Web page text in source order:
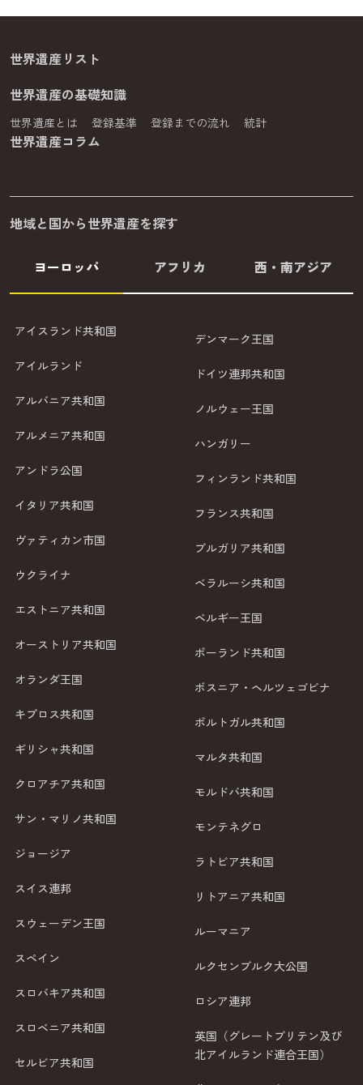
世界遺産リスト
世界遺産の基礎知識
世界遺産とは 登録基準 登録までの流れ 統計
世界遺産コラム
地域と国から世界遺産を探す
ヨーロッパ アフリカ 西・南アジア
アイスランド共和国
アイルランド
アルバニア共和国
アルメニア共和国
アンドラ公国
イタリア共和国
ヴァティカン市国
ウクライナ
エストニア共和国
オーストリア共和国
オランダ王国
キプロス共和国
ギリシャ共和国
クロアチア共和国
サン・マリノ共和国
ジョージア
スイス連邦
スウェーデン王国
スペイン
スロバキア共和国
スロベニア共和国
セルビア共和国
デンマーク王国
ドイツ連邦共和国
ノルウェー王国
ハンガリー
フィンランド共和国
フランス共和国
ブルガリア共和国
ベラルーシ共和国
ベルギー王国
ポーランド共和国
ボスニア・ヘルツェゴビナ
ポルトガル共和国
マルタ共和国
モルドバ共和国
モンテネグロ
ラトビア共和国
リトアニア共和国
ルーマニア
ルクセンブルク大公国
ロシア連邦
英国（グレートブリテン及び
北アイルランド連合王国）